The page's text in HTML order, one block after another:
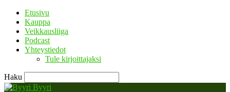
Etusivu
Kauppa
Veikkausliiga
Podcast
Yhteystiedot
Tule kirjoittajaksi
Haku
Byyri